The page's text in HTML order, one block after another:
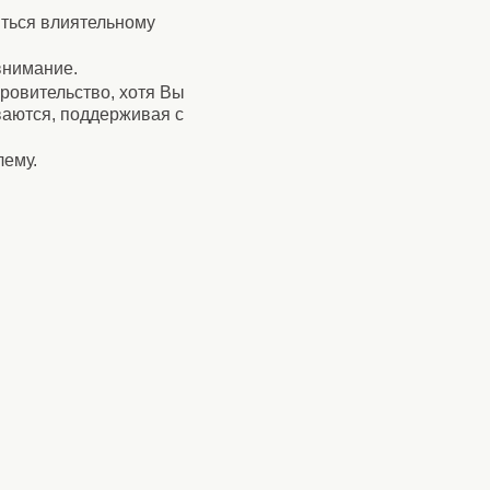
влиятельному
хотя Вы
поддерживая с